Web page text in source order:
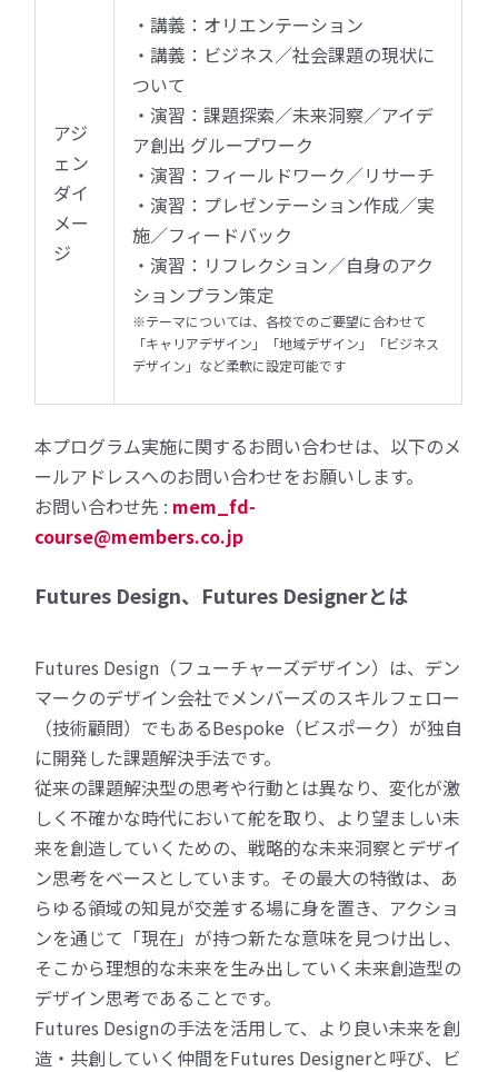
アジ
ェン
ダイ
メー
ジ
・講義：オリエンテーション
・講義：ビジネス／社会課題の現状に
ついて
・演習：課題探索／未来洞察／アイデ
ア創出 グループワーク
・演習：フィールドワーク／リサーチ
・演習：プレゼンテーション作成／実
施／フィードバック
・演習：リフレクション／自身のアク
ションプラン策定
※テーマについては、各校でのご要望に合わせて
「キャリアデザイン」「地域デザイン」「ビジネス
デザイン」など柔軟に設定可能です
本プログラム実施に関するお問い合わせは、以下のメ
ールアドレスへのお問い合わせをお願いします。
お問い合わせ先 : mem_fd-
course@members.co.jp
Futures Design、Futures Designerとは
Futures Design（フューチャーズデザイン）は、デン
マークのデザイン会社でメンバーズのスキルフェロー
（技術顧問）でもあるBespoke（ビスポーク）が独自
に開発した課題解決手法です。
従来の課題解決型の思考や行動とは異なり、変化が激
しく不確かな時代において舵を取り、より望ましい未
来を創造していくための、戦略的な未来洞察とデザイ
ン思考をベースとしています。その最大の特徴は、あ
らゆる領域の知見が交差する場に身を置き、アクショ
ンを通じて「現在」が持つ新たな意味を見つけ出し、
そこから理想的な未来を生み出していく未来創造型の
デザイン思考であることです。
Futures Designの手法を活用して、より良い未来を創
造・共創していく仲間をFutures Designerと呼び、ビ